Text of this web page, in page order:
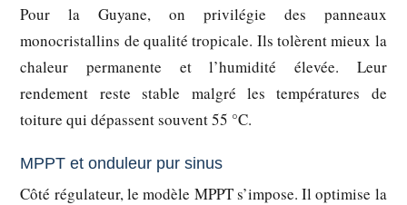
Pour la Guyane, on privilégie des panneaux
monocristallins de qualité tropicale. Ils tolèrent mieux la
chaleur permanente et l’humidité élevée. Leur
rendement reste stable malgré les températures de
toiture qui dépassent souvent 55 °C.
MPPT et onduleur pur sinus
Côté régulateur, le modèle MPPT s’impose. Il optimise la